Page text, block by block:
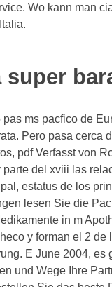
Wo kann man
super
pas ms pacfico de
Pero pasa cerca
pdf Verfasst von
parte del xviii las
estatus de los
lesen Sie die
in m
y forman el 2
E June 2004,
und Wege Ihre